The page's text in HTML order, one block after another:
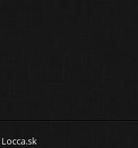
Locca.sk